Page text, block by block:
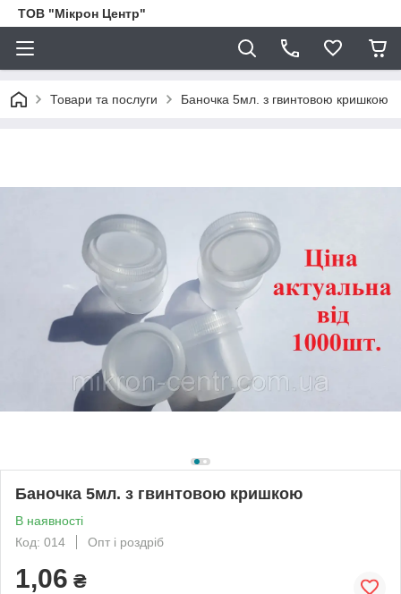
ТОВ "Мікрон Центр"
Товари та послуги Баночка 5мл. з гвинтовою кришкою
Баночка 5мл. з гвинтовою кришкою
В наявності
Код: 014
Опт і роздріб
1,06 ₴